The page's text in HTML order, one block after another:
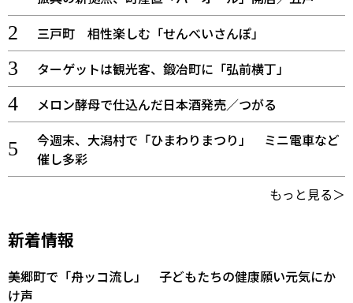
三戸町 相性楽しむ「せんべいさんぽ」
ターゲットは観光客、鍛冶町に「弘前横丁」
メロン酵母で仕込んだ日本酒発売／つがる
今週末、大潟村で「ひまわりまつり」 ミニ電車など
催し多彩
もっと見る＞
新着情報
美郷町で「舟ッコ流し」 子どもたちの健康願い元気にか
け声